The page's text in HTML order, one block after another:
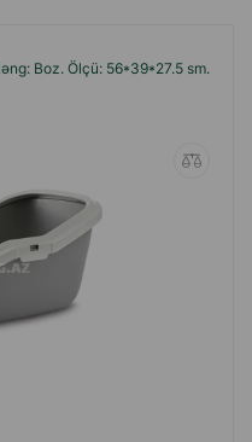
Boz. Ölçü: 56*39*27.5 sm.